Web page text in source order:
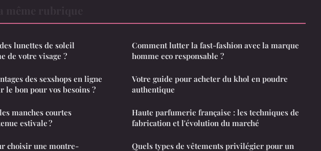
lunettes de soleil
de votre visage ?
des sexshops en ligne
le bon pour vos besoins ?
manches courtes
estivale ?
choisir une montre-
Comment lutter la fast-fashion avec la marque
homme eco responsable ?
Votre guide pour acheter du khol en poudre
authentique
Haute parfumerie française : les techniques de
fabrication et l'évolution du marché
Quels types de vêtements privilégier pour un